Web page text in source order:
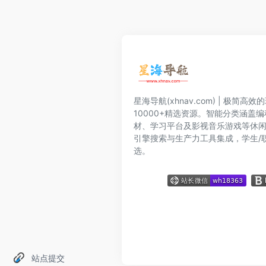
站点提交
星海导航(xhnav.com) | 极简高效
10000+精选资源。智能分类涵盖
材、学习平台及影视音乐游戏等休
引擎搜索与生产力工具集成，学生/
选。